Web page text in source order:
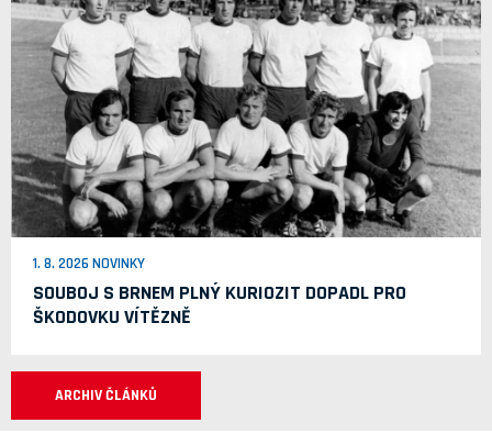
1. 8. 2026 NOVINKY
SOUBOJ S BRNEM PLNÝ KURIOZIT DOPADL PRO
ŠKODOVKU VÍTĚZNĚ
ARCHIV ČLÁNKŮ